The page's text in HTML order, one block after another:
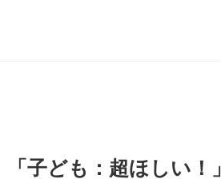
子ども：超ほしい！」